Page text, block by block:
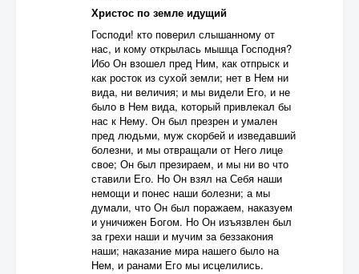
Христос по земле идущий
Господи! кто поверил слышанному от
нас, и кому открылась мышца Господня?
Ибо Он взошел пред Ним, как отпрыск и
как росток из сухой земли; нет в Нем ни
вида, ни величия; и мы видели Его, и не
было в Нем вида, который привлекал бы
нас к Нему. Он был презрен и умален
пред людьми, муж скорбей и изведавший
болезни, и мы отвращали от Него лице
свое; Он был презираем, и мы ни во что
ставили Его. Но Он взял на Себя наши
немощи и понес наши болезни; а мы
думали, что Он был поражаем, наказуем
и уничижен Богом. Но Он изъязвлен был
за грехи наши и мучим за беззакония
наши; наказание мира нашего было на
Нем, и ранами Его мы исцелились.